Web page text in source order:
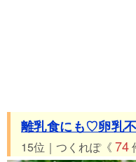
離乳食にも♡卵乳
15位｜つくれぽ《 74